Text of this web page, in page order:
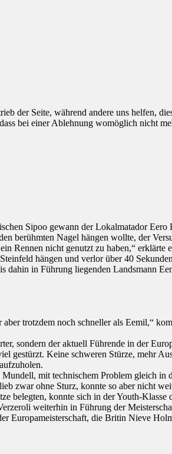
Sipoo gewann der Lokalmatador
berühmten Nagel hängen wollte, der
Rennen nicht genutzt zu haben,“
hängen und verlor über 40
in Führung liegenden Landsmann
trotzdem noch schneller als Eemil,“
sondern der aktuell Führende in der
gestürzt. Keine schweren Stürze, mehr
mit technischem Problem gleich
zwar ohne Sturz, konnte so aber nicht
belegten, konnte sich in der Youth-
weiterhin in Führung der
Europameisterschaft, die Britin Nieve
der Seite, während andere uns helfen,
bei einer Ablehnung womöglich nicht